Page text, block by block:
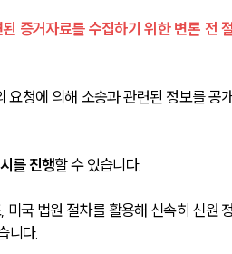
증거자료를 수집하기 위한 변론 전
요청에 의해 소송과 관련된 정보를 공
를 진행할 수 있습니다.
국 법원 절차를 활용해 신속히 신원
니다.